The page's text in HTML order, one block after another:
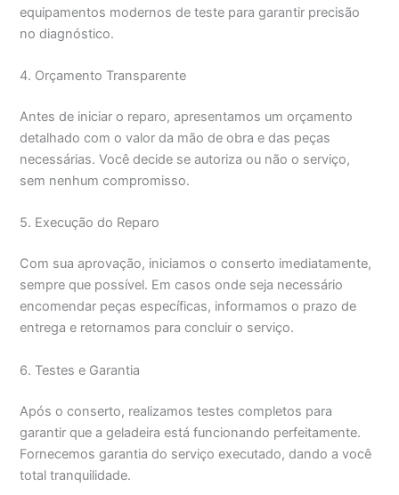
equipamentos modernos de teste para garantir precisão
no diagnóstico.
4. Orçamento Transparente
Antes de iniciar o reparo, apresentamos um orçamento
detalhado com o valor da mão de obra e das peças
necessárias. Você decide se autoriza ou não o serviço,
sem nenhum compromisso.
5. Execução do Reparo
Com sua aprovação, iniciamos o conserto imediatamente,
sempre que possível. Em casos onde seja necessário
encomendar peças específicas, informamos o prazo de
entrega e retornamos para concluir o serviço.
6. Testes e Garantia
Após o conserto, realizamos testes completos para
garantir que a geladeira está funcionando perfeitamente.
Fornecemos garantia do serviço executado, dando a você
total tranquilidade.